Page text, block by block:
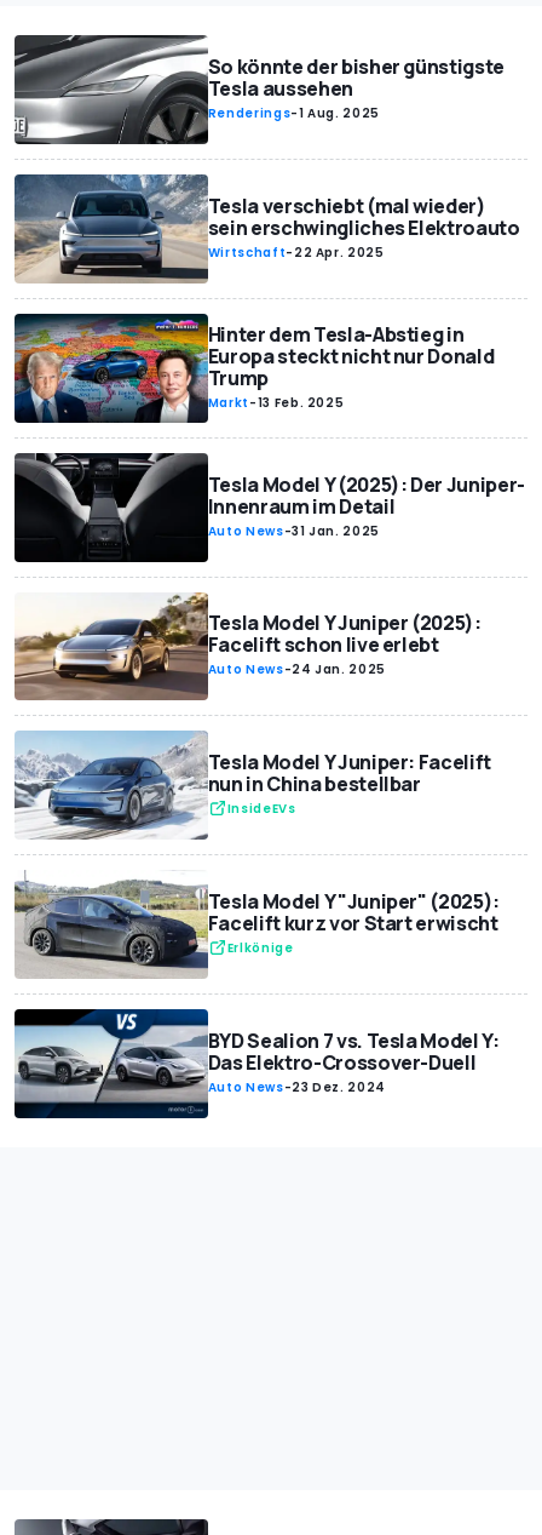
So könnte der bisher günstigste
Tesla aussehen
Renderings-1 Aug. 2025
Tesla verschiebt (mal wieder)
sein erschwingliches Elektroauto
Wirtschaft- 22 Apr. 2025
Hinter dem Tesla-Abstieg in
Europa steckt nicht nur Donald
Trump
Markt -13 Feb. 2025
Tesla Model Y (2025): Der Juniper-
Innenraum im Detail
Auto News-31 Jan. 2025
Tesla Model Y Juniper (2025):
Facelift schon live erlebt
Auto News-24 Jan. 2025
Tesla Model Y Juniper: Facelift
nun in China bestellbar
InsideEVs
Tesla Model Y "Juniper" (2025):
Facelift kurz vor Start erwischt
Erlkönige
BYD Sealion 7 vs. Tesla Model Y:
Das Elektro-Crossover-Duell
Auto News-23 Dez. 2024